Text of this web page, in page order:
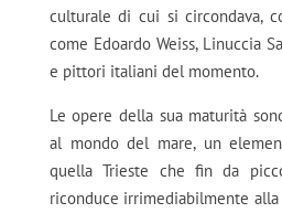
culturale di cui si circondava,
come Edoardo Weiss, Linuccia
e pittori italiani del momento.
Le opere della sua maturità
al mondo del mare, un
quella Trieste che fin da
riconduce irrimediabilmente